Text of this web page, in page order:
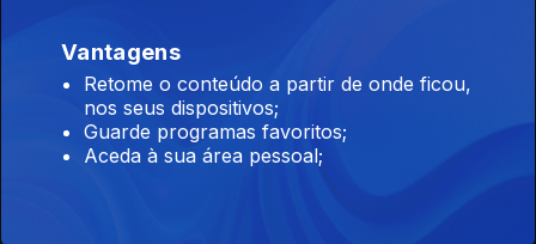
Parlamento
13 jul. 2024
Análise do conjunto de medidas propostas pelo governo para
acelerar a economia
Vantagens
Retome o conteúdo a partir de onde ficou,
nos seus dispositivos;
Guarde programas favoritos;
Aceda à sua área pessoal;